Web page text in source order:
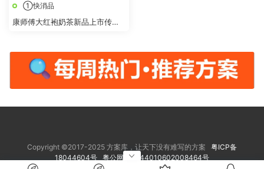
①快消品
康师傅大红袍奶茶新品上市传播
Copyright ©2017-2025 方案库，让天下没有难写的方案 粤ICP备
18044604号 粤公网安备 44010602008464号